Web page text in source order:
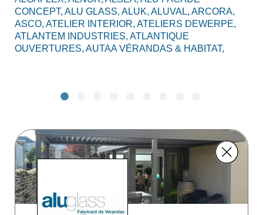
CONCEPT, ALU GLASS, ALUK, ALUVAL, ARCORA,
ASCO, ATELIER INTERIOR, ATELIERS DEWERPE,
ATLANTEM INDUSTRIES, ATLANTIQUE
OUVERTURES, AUTAA VÉRANDAS & HABITAT,